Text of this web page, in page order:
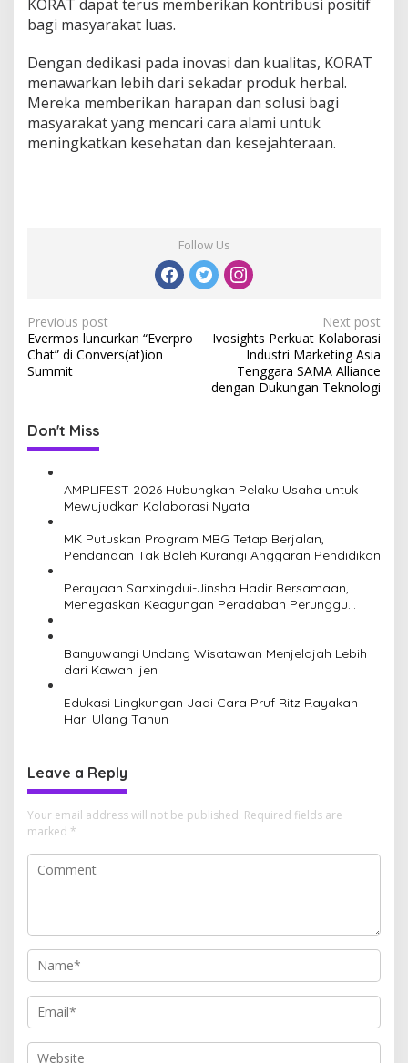
KORAT dapat terus memberikan kontribusi positif
bagi masyarakat luas.
Dengan dedikasi pada inovasi dan kualitas, KORAT
menawarkan lebih dari sekadar produk herbal.
Mereka memberikan harapan dan solusi bagi
masyarakat yang mencari cara alami untuk
meningkatkan kesehatan dan kesejahteraan.
Follow Us
P
o
s
n
a
Previous post
Evermos luncurkan “Everpro
Chat” di Convers(at)ion
Summit
Next post
Ivosights Perkuat Kolaborasi
Industri Marketing Asia
Tenggara SAMA Alliance
dengan Dukungan Teknologi
Don't Miss
AMPLIFEST 2026 Hubungkan Pelaku Usaha untuk
Mewujudkan Kolaborasi Nyata
MK Putuskan Program MBG Tetap Berjalan,
Pendanaan Tak Boleh Kurangi Anggaran Pendidikan
Perayaan Sanxingdui-Jinsha Hadir Bersamaan,
Menegaskan Keagungan Peradaban Perunggu
Banyuwangi Undang Wisatawan Menjelajah Lebih
dari Kawah Ijen
Edukasi Lingkungan Jadi Cara Pruf Ritz Rayakan
Hari Ulang Tahun
Leave a Reply
Your email address will not be published. Required fields are
marked *